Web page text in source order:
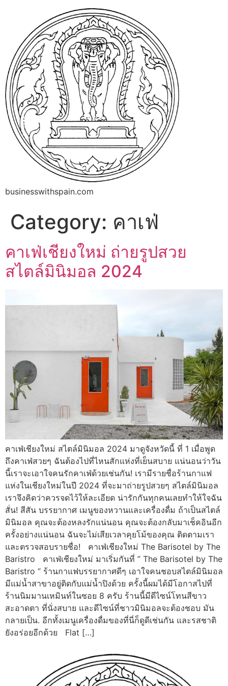
businesswithspain.com
Category: คาเฟ่
คาเฟ่เชียงใหม่ ถ่ายรูปสวย
สไตล์มินิมอล 2024
คาเฟ่เชียงใหม่ สไตล์มินิมอล 2024 มาดูจังหวัดนี้ ที่ 1 เมื่อพูด
ถึงคาเฟ่สวยๆ ฉันต้องไปที่ไหนสักแห่งที่เย็นสบาย แน่นอนว่าวัน
นี้เราจะเอาใจคนรักคาเฟ่ด้วยเช่นกัน! เรามีรายชื่อร้านกาแฟ
แห่งในเชียงใหม่ในปี 2024 ที่จะมาถ่ายรูปสวยๆ สไตล์มินิมอล
เราจึงคิดว่าควรจดไว้ให้ละเอียด น่ารักกันทุกคนเลยทำให้ใจฉัน
สั่น! สีสัน บรรยากาศ เมนูของหวานและเครื่องดื่ม ถ้าเป็นสไตล์
มินิมอล คุณจะต้องหลงรักแน่นอน คุณจะต้องกลับมาเช็คอินอีก
ครั้งอย่างแน่นอน ฉันจะไม่เสียเวลาคุยโม้ของคุณ ติดตามเรา
และตรวจสอบรายชื่อ! คาเฟ่เชียงใหม่ The Barisotel by The
Baristro คาเฟ่เชียงใหม่ มาเริ่มกันที่ ” The Barisotel by The
Baristro ” ร้านกาแฟบรรยากาศดีๆ เอาใจคนชอบสไตล์มินิมอล
มีแม่น้ำสาขาอยู่ติดกับแม่น้ำปิงด้วย ครั้งนี้ผมได้มีโอกาสไปที่
ร้านนิมมานเหมินท์ในซอย 8 ครับ ร้านนี้มีดีไซน์โทนสีขาว
สะอาดตา ที่นั่งสบาย และดีไซน์ที่ชาวมินิมอลจะต้องชอบ มัน
กลายเป็น. อีกทั้งเมนูเครื่องดื่มของที่นี่ก็ดูดีเช่นกัน และรสชาติ
ยังอร่อยอีกด้วย Flat […]